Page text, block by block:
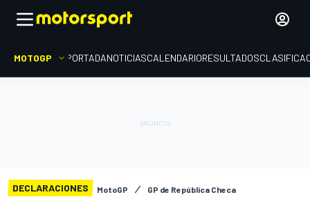
MOTOGP PORTADANOTICIASCALENDARIORESULTADOS
DECLARACIONES MotoGP GP de República Checa